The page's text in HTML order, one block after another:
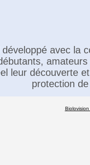
avec la
leur découverte
protection
Biolovision